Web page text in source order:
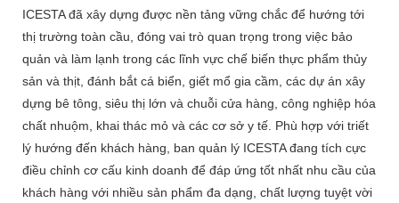
ICESTA đã xây dựng được nền tảng vững chắc để hướng tới
thị trường toàn cầu, đóng vai trò quan trọng trong việc bảo
quản và làm lạnh trong các lĩnh vực chế biến thực phẩm thủy
sản và thịt, đánh bắt cá biển, giết mổ gia cầm, các dự án xây
dựng bê tông, siêu thị lớn và chuỗi cửa hàng, công nghiệp hóa
chất nhuộm, khai thác mỏ và các cơ sở y tế. Phù hợp với triết
lý hướng đến khách hàng, ban quản lý ICESTA đang tích cực
điều chỉnh cơ cấu kinh doanh để đáp ứng tốt nhất nhu cầu của
khách hàng với nhiều sản phẩm đa dạng, chất lượng tuyệt vời